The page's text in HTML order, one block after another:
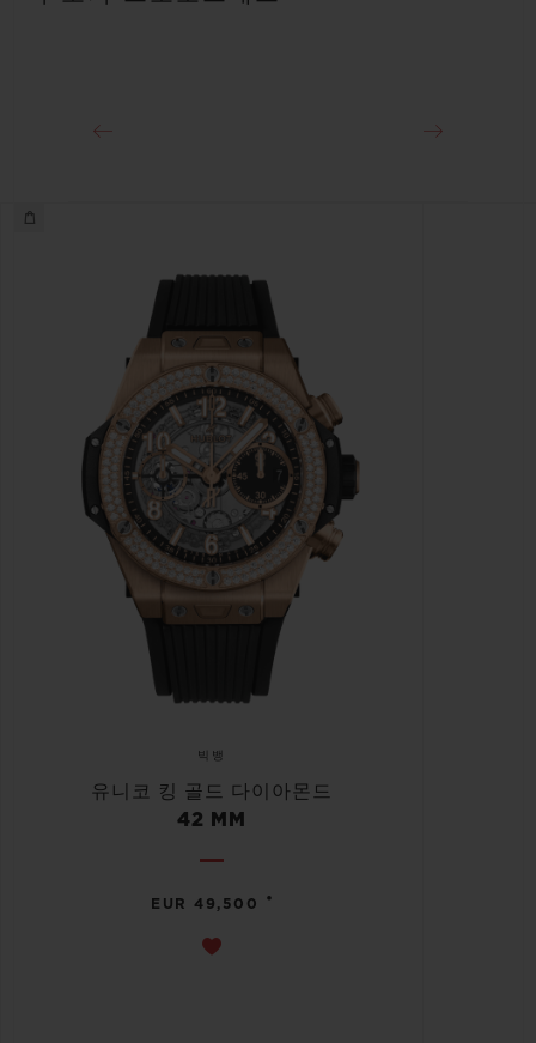
빅뱅
유니코 킹 골드 다이아몬드
42 MM
EUR 49,500 •